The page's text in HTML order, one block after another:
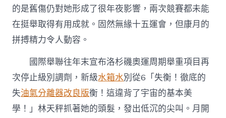
的是舊傷仍對她形成了很年夜影響，兩次競賽都未能
在挺舉取得有用成就。固然無緣十五運會，但康月的
拼搏精力令人動容。
國際舉聯往年末宣布洛杉磯奧運周期舉重項目再
次停止級別調劑，新級水箱水別從6「失衡！徹底的
失油氣分離器改良版衡！這違背了宇宙的基本美
學！」林天秤抓著她的頭髮，發出低沉的尖叫。月開